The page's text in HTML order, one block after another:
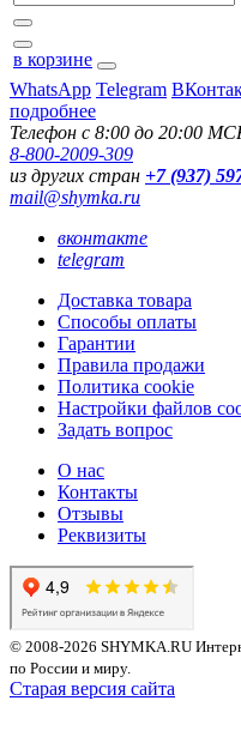
в корзине
WhatsApp Telegram
подробнее
Телефон с 8:00 до 20:00
8-800-2009-309
из других стран +7 (937)
mail@shymka.ru
вконтакте
telegram
Доставка товара
Способы оплаты
Гарантии
Правила продажи
Политика cookie
Настройки файлов
Задать вопрос
О нас
Контакты
Отзывы
Реквизиты
© 2008-2026 SHYMKA.RU
по России и миру.
Старая версия сайта